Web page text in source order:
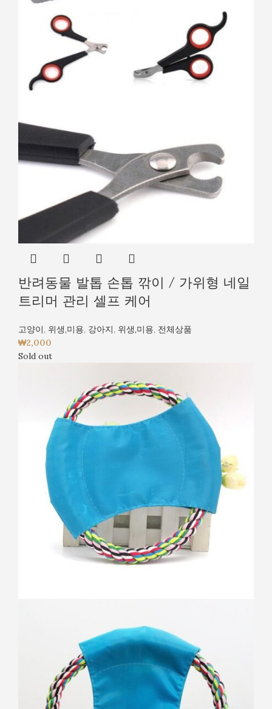
반려동물 발톱 손톱 깎이 / 가위형 네일
트리머 관리 셀프 케어
고양이, 위생,미용, 강아지, 위생,미용, 전체상품
₩2,000
Sold out